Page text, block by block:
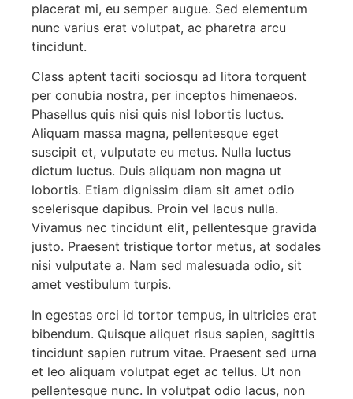
placerat mi, eu semper augue. Sed elementum
nunc varius erat volutpat, ac pharetra arcu
tincidunt.
Class aptent taciti sociosqu ad litora torquent
per conubia nostra, per inceptos himenaeos.
Phasellus quis nisi quis nisl lobortis luctus.
Aliquam massa magna, pellentesque eget
suscipit et, vulputate eu metus. Nulla luctus
dictum luctus. Duis aliquam non magna ut
lobortis. Etiam dignissim diam sit amet odio
scelerisque dapibus. Proin vel lacus nulla.
Vivamus nec tincidunt elit, pellentesque gravida
justo. Praesent tristique tortor metus, at sodales
nisi vulputate a. Nam sed malesuada odio, sit
amet vestibulum turpis.
In egestas orci id tortor tempus, in ultricies erat
bibendum. Quisque aliquet risus sapien, sagittis
tincidunt sapien rutrum vitae. Praesent sed urna
et leo aliquam volutpat eget ac tellus. Ut non
pellentesque nunc. In volutpat odio lacus, non